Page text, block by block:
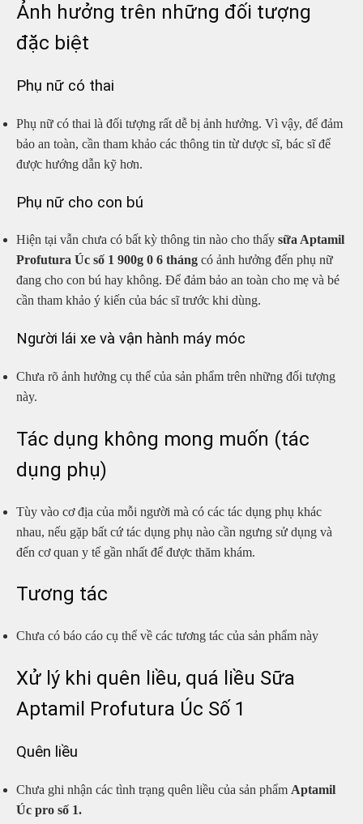
Ảnh hưởng trên những đối tượng
đặc biệt
Phụ nữ có thai
Phụ nữ có thai là đối tượng rất dễ bị ảnh hưởng. Vì vậy, để đảm
bảo an toàn, cần tham khảo các thông tin từ dược sĩ, bác sĩ để
được hướng dẫn kỹ hơn.
Phụ nữ cho con bú
Hiện tại vẫn chưa có bất kỳ thông tin nào cho thấy sữa Aptamil
Profutura Úc số 1 900g 0 6 tháng có ảnh hưởng đến phụ nữ
đang cho con bú hay không. Để đảm bảo an toàn cho mẹ và bé
cần tham khảo ý kiến của bác sĩ trước khi dùng.
Người lái xe và vận hành máy móc
Chưa rõ ảnh hưởng cụ thể của sản phẩm trên những đối tượng
này.
Tác dụng không mong muốn (tác
dụng phụ)
Tùy vào cơ địa của mỗi người mà có các tác dụng phụ khác
nhau, nếu gặp bất cứ tác dụng phụ nào cần ngưng sử dụng và
đến cơ quan y tế gần nhất để được thăm khám.
Tương tác
Chưa có báo cáo cụ thể về các tương tác của sản phẩm này
Xử lý khi quên liều, quá liều Sữa
Aptamil Profutura Úc Số 1
Quên liều
Chưa ghi nhận các tình trạng quên liều của sản phẩm Aptamil
Úc pro số 1.